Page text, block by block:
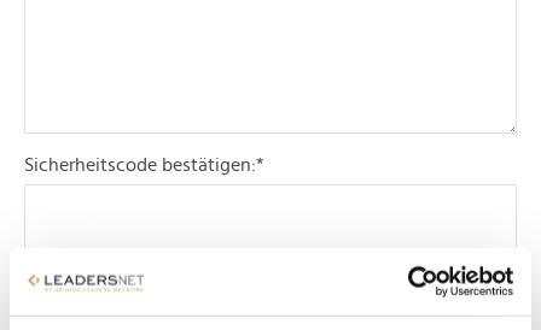
Sicherheitscode bestätigen:*